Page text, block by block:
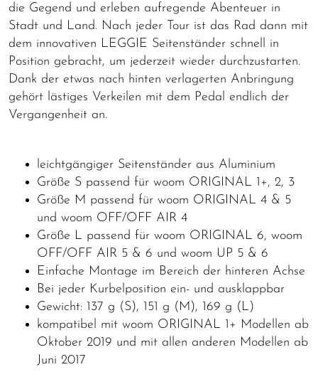
die Gegend und erleben aufregende Abenteuer in
Stadt und Land. Nach jeder Tour ist das Rad dann mit
dem innovativen LEGGIE Seitenständer schnell in
Position gebracht, um jederzeit wieder durchzustarten.
Dank der etwas nach hinten verlagerten Anbringung
gehört lästiges Verkeilen mit dem Pedal endlich der
Vergangenheit an.
leichtgängiger Seitenständer aus Aluminium
Größe S passend für woom ORIGINAL 1+, 2, 3
Größe M passend für woom ORIGINAL 4 & 5
und woom OFF/OFF AIR 4
Größe L passend für woom ORIGINAL 6, woom
OFF/OFF AIR 5 & 6 und woom UP 5 & 6
Einfache Montage im Bereich der hinteren Achse
Bei jeder Kurbelposition ein- und ausklappbar
Gewicht: 137 g (S), 151 g (M), 169 g (L)
kompatibel mit woom ORIGINAL 1+ Modellen ab
Oktober 2019 und mit allen anderen Modellen ab
Juni 2017